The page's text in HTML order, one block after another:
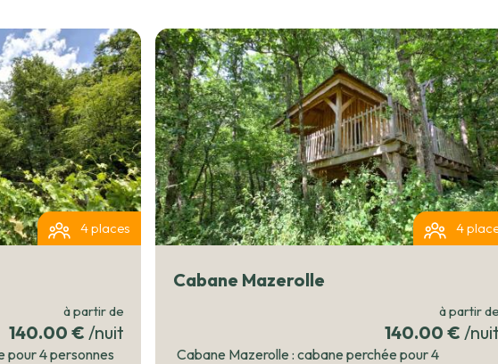
attire les amateurs de champignons. Plusieurs
à cheval avec guide équestre (possibilité
rivière de l'Œille, et soins de bien-être proposés
directement à la cabane (réflexologie, massages
Benauges, à proximité, vaut également le détour
le jour même ferment à 11:00. Que vous veniez
en famille ou un week-end entre amis, la Cabane
ressourçante au cœur de l'Entre-deux-Mers.
4 places
à partir de
140.00 € /nuit
pour 4 personnes
4
Cabane Mazerolle
à partir de
140.00 € /nuit
Cabane Mazerolle : cabane perchée pour 4